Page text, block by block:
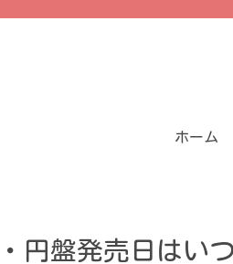
ホーム
・円盤発売日はい